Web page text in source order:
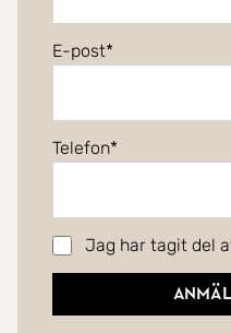
E-post
Telefon
Jag har tagit del